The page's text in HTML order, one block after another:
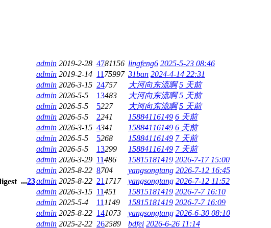
admin 2019-2-28 4781156 lingfeng6 2025-5-23 08:46
admin 2019-2-14 11 75997 31ban 2024-4-14 22:31
admin 2026-3-15 24757 大河向东流啊 5 天前
admin 2026-5-5 13483 大河向东流啊 5 天前
admin 2026-5-5 5227 大河向东流啊 5 天前
admin 2026-5-5 2241 15884116149 6 天前
admin 2026-3-15 4341 15884116149 6 天前
admin 2026-5-5 5268 15884116149 7 天前
admin 2026-5-5 13299 15884116149 7 天前
admin 2026-3-29 11486 15815181419 2026-7-17 15:00
admin 2025-8-22 8704 yangsongtang 2026-7-12 16:45
...23admin 2025-8-22 21 1717 yangsongtang 2026-7-12 11:52
admin 2026-3-15 11451 15815181419 2026-7-7 16:10
admin 2025-5-4 11 1149 15815181419 2026-7-7 16:09
admin 2025-8-22 141073 yangsongtang 2026-6-30 08:10
admin 2025-2-22 262589 bdfei 2026-6-26 11:14